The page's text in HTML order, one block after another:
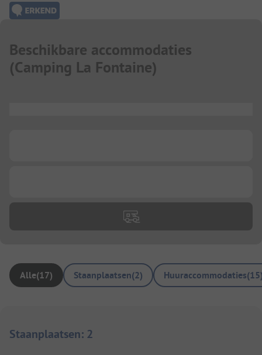
Beschikbare accommodaties
(Camping La Fontaine)
Alle(17) Staanplaatsen(2) Huuraccommodaties(15
Staanplaatsen: 2